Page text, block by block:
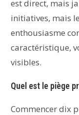
est direct, mais
initiatives, mais
enthousiasme
caractéristique,
visibles.
Quel est le piège
Commencer dix